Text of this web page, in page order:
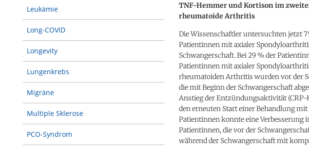
Leukämie
Long-COVID
Longevity
Lungenkrebs
Migräne
Multiple Sklerose
PCO-Syndrom
TNF-Hemmer und Kortison im
rheumatoide Arthritis
Die Wissenschaftler untersuchten jetzt
Patientinnen mit axialer
Schwangerschaft. Bei 29 % der
Patientinnen mit axialer
rheumatoiden Arthritis wurden vor der
die mit Beginn der Schwangerschaft
Anstieg der Entzündungsaktivität
den erneuten Start einer Behandlung
Patientinnen konnte eine
Patientinnen, die vor der
während der Schwangerschaft mit